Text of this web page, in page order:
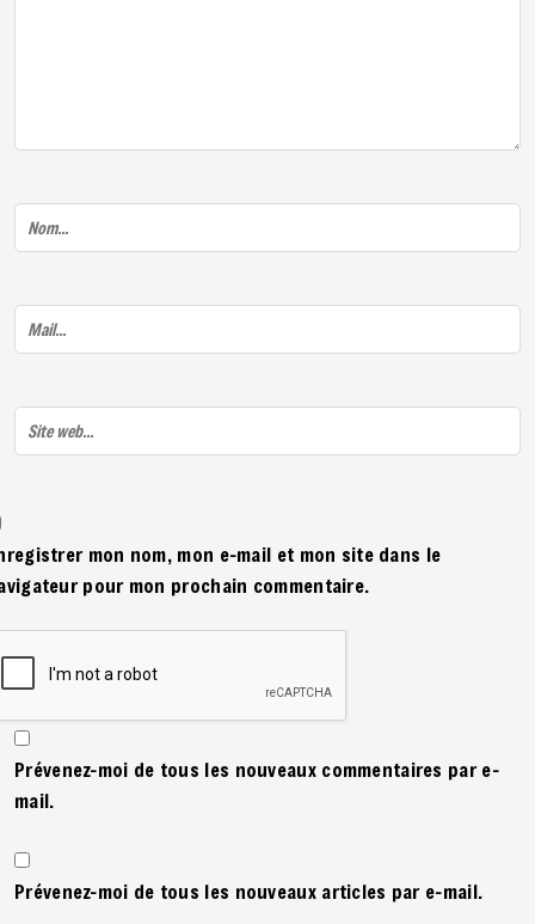
mon nom, mon e-mail et mon site dans le
pour mon prochain commentaire.
Prévenez-moi de tous les nouveaux commentaires par e-
mail.
Prévenez-moi de tous les nouveaux articles par e-mail.